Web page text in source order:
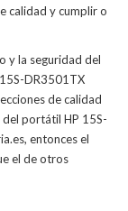
calidad y cumplir o
y la seguridad del
DR3501TX
de calidad
portátil HP 15S-
entonces el
el de otros